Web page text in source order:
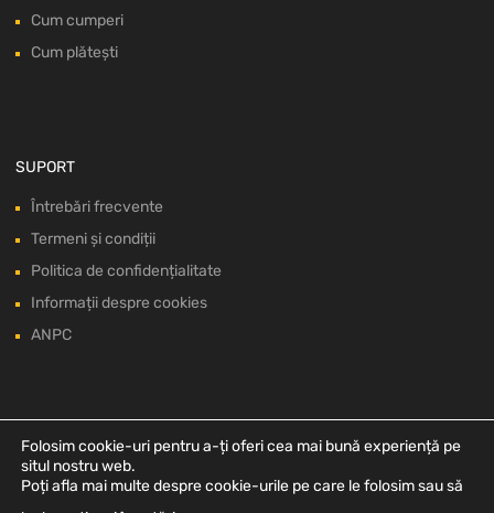
Cum cumperi
Cum plătești
SUPORT
Întrebări frecvente
Termeni și condiții
Politica de confidențialitate
Informații despre cookies
ANPC
Folosim cookie-uri pentru a-ți oferi cea mai bună experiență pe
situl nostru web.
Poți afla mai multe despre cookie-urile pe care le folosim sau să